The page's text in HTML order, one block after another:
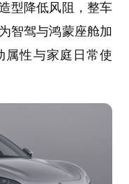
型降低风阻，整车
智驾与鸿蒙座舱加
属性与家庭日常使